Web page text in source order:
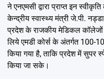
ने एनएमसी द्वारा प्राप्त इन
केन्द्रीय स्वास्थ्य मंत्री जे.पी.
प्रदेश के राजकीय मेडिकल
लिये एमडी कोर्स के अंतर्गत 100-
किया गया है, ताकि प्रदेश में सुपर
किया जा सके।